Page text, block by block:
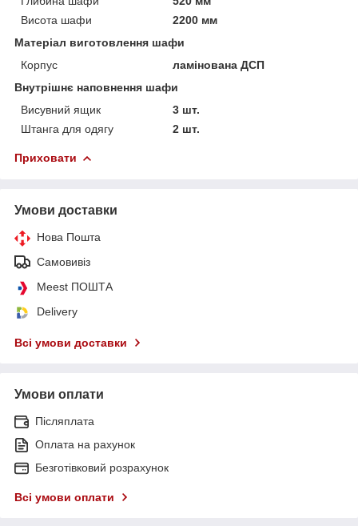
Висота шафи
2200 мм
Матеріал виготовлення шафи
Корпус
ламінована ДСП
Внутрішнє наповнення шафи
Висувний ящик
3 шт.
Штанга для одягу
2 шт.
Приховати
Умови доставки
Нова Пошта
Самовивіз
Meest ПОШТА
Delivery
Всі умови доставки
Умови оплати
Післяплата
Оплата на рахунок
Безготівковий розрахунок
Всі умови оплати